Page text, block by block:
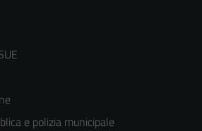
e polizia municipale